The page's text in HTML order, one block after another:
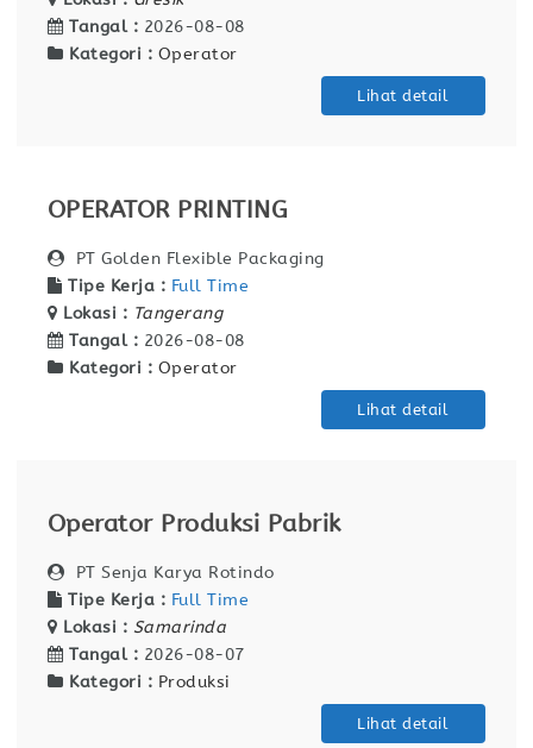
Tangal : 2026-08-08
Kategori : Operator
Lihat detail
OPERATOR PRINTING
PT Golden Flexible Packaging
Tipe Kerja : Full Time
Lokasi : Tangerang
Tangal : 2026-08-08
Kategori : Operator
Lihat detail
Operator Produksi Pabrik
PT Senja Karya Rotindo
Tipe Kerja : Full Time
Lokasi : Samarinda
Tangal : 2026-08-07
Kategori : Produksi
Lihat detail